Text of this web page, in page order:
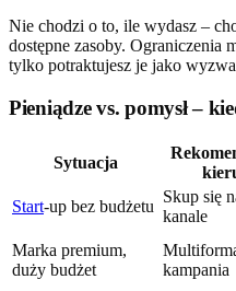
Nie chodzi o to, ile wydasz –
dostępne zasoby. Ograniczenia
tylko potraktujesz je jako
Pieniądze vs. pomysł –
Sytuacja
Start-up bez budżetu
Skup się
kanale
Marka premium,
duży budżet
kampania